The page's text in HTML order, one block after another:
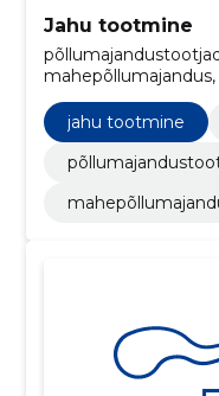
Jahu tootmine
jahu tootmine